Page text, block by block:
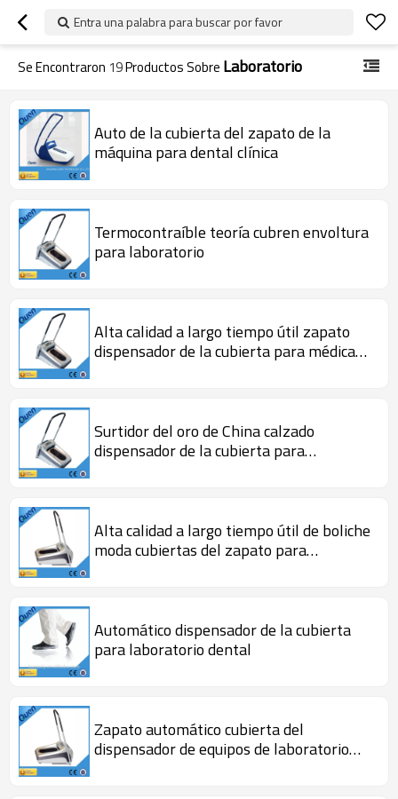
Entra una palabra para buscar por favor
Se Encontraron 19Productos Sobre Laboratorio
Auto de la cubierta del zapato de la
máquina para dental clínica
Termocontraíble teoría cubren envoltura
para laboratorio
Alta calidad a largo tiempo útil zapato
dispensador de la cubierta para médica
Surtidor del oro de China calzado
dispensador de la cubierta para
Alta calidad a largo tiempo útil de boliche
moda cubiertas del zapato para
Automático dispensador de la cubierta
para laboratorio dental
Zapato automático cubierta del
dispensador de equipos de laboratorio